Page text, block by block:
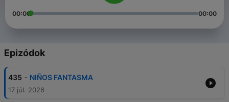
00:00 00:00
Epizódok
435 - NIÑOS FANTASMA
17 júl. 2026